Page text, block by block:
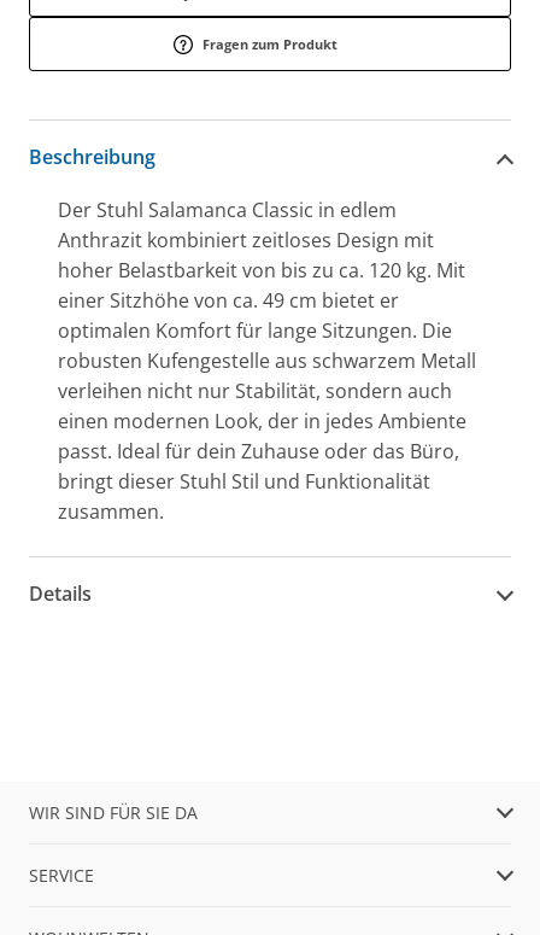
Fragen zum Produkt
Beschreibung
Der Stuhl Salamanca Classic in edlem
Anthrazit kombiniert zeitloses Design mit
hoher Belastbarkeit von bis zu ca. 120 kg. Mit
einer Sitzhöhe von ca. 49 cm bietet er
optimalen Komfort für lange Sitzungen. Die
robusten Kufengestelle aus schwarzem Metall
verleihen nicht nur Stabilität, sondern auch
einen modernen Look, der in jedes Ambiente
passt. Ideal für dein Zuhause oder das Büro,
bringt dieser Stuhl Stil und Funktionalität
zusammen.
Details
WIR SIND FÜR SIE DA
SERVICE